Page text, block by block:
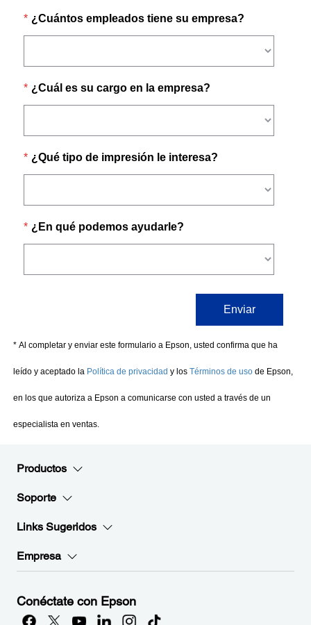
Productos
Soporte
Links Sugeridos
Empresa
Conéctate con Epson